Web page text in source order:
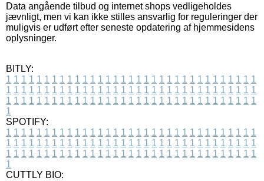
Data angående tilbud og internet shops vedligeholdes
jævnligt, men vi kan ikke stilles ansvarlig for reguleringer der
muligvis er udført efter seneste opdatering af hjemmesidens
oplysninger.
BITLY:
1 1 1 1 1 1 1 1 1 1 1 1 1 1 1 1 1 1 1 1 1 1 1 1 1 1 1 1 1 1 1 1 1
1 1 1 1 1 1 1 1 1 1 1 1 1 1 1 1 1 1 1 1 1 1 1 1 1 1 1 1 1 1 1 1 1
1 1 1 1 1 1 1 1 1 1 1 1 1 1 1 1 1 1 1 1 1 1 1 1 1 1 1 1 1 1 1 1 1
1
SPOTIFY:
1 1 1 1 1 1 1 1 1 1 1 1 1 1 1 1 1 1 1 1 1 1 1 1 1 1 1 1 1 1 1 1 1
1 1 1 1 1 1 1 1 1 1 1 1 1 1 1 1 1 1 1 1 1 1 1 1 1 1 1 1 1 1 1 1 1
1 1 1 1 1 1 1 1 1 1 1 1 1 1 1 1 1 1 1 1 1 1 1 1 1 1 1 1 1 1 1 1 1
1
CUTTLY BIO: